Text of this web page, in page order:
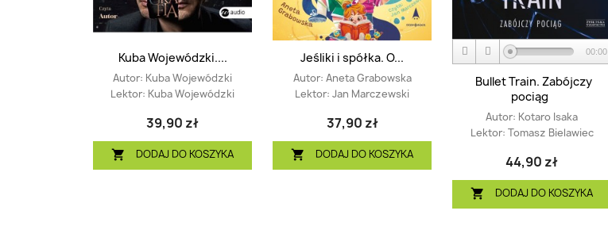
Kuba Wojewódzki....
Autor: Kuba Wojewódzki
Lektor: Kuba Wojewódzki
39,90 zł
 DODAJ DO KOSZYKA
Jeśliki i spółka. O...
Autor: Aneta Grabowska
Lektor: Jan Marczewski
37,90 zł
 DODAJ DO KOSZYKA
00:00
Bullet Train. Zabójczy
pociąg
Autor: Kotaro Isaka
Lektor: Tomasz Bielawiec
44,90 zł
 DODAJ DO KOSZYKA